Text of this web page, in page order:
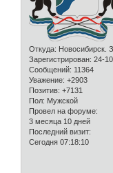
Откуда: Новосибирск.
Зарегистрирован: 24-
Сообщений: 11364
Уважение: +2903
Позитив: +7131
Пол: Мужской
Провел на форуме:
3 месяца 10 дней
Последний визит:
Сегодня 07:18:10